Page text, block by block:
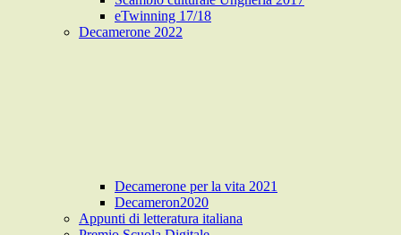
eTwinning 17/18
Decamerone 2022
Decamerone per la vita 2021
Decameron2020
Appunti di letteratura italiana